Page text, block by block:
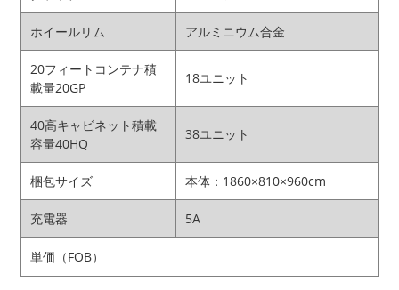
ホイールリム アルミニウム合金
20フィートコンテナ積
載量20GP
18ユニット
40高キャビネット積載
容量40HQ
38ユニット
梱包サイズ 本体：1860×810×960cm
充電器 5A
単価（FOB）